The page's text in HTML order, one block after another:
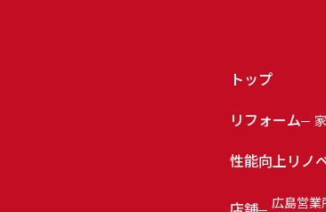
トップ
リフォーム
性能向上リノ
広島営業